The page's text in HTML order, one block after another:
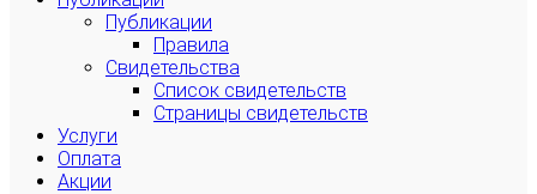
Публикации
Правила
Свидетельства
Список свидетельств
Страницы свидетельств
Услуги
Оплата
Акции